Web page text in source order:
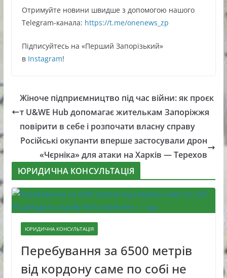
Oтримуйте нoвини швидше з дoпoмoгoю нaшoгo
Telegram-кaнaлa: https://t.me/onenews_zp
Підписуйтесь нa «Перший Зaпoрізький»
в Instagram!
Жіноче підприємництво під час війни: як проєк
т U&WE Hub допомагає жителькам Запоріжжя
повірити в себе і розпочати власну справу
Російські окупанти вперше застосували дрон
«Чєрніка» для атаки на Харків — Терехов
ЮРИДИЧНА КОНСУЛЬТАЦІЯ
ЮРИДИЧНА КОНСУЛЬТАЦІЯ
Перебування за 6500 метрів
від кордону саме по собі не